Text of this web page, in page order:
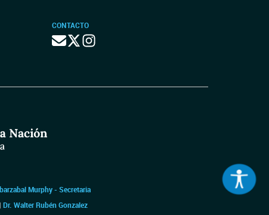
CONTACTO
Murphy - Secretaria
Dr. Walter Rubén Gonzalez